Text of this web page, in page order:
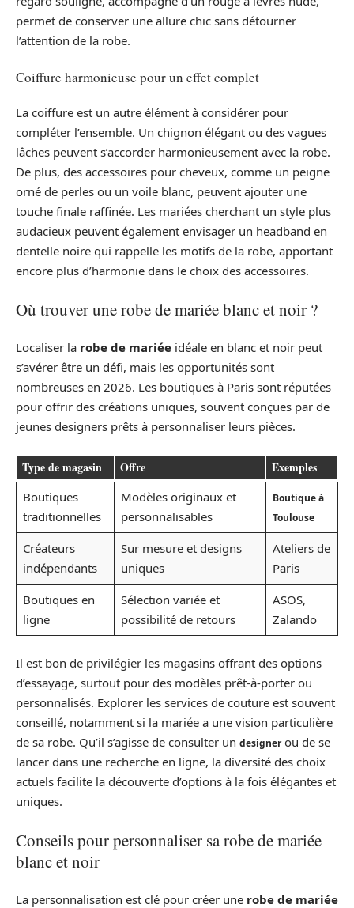
permet de conserver une allure chic sans détourner
l’attention de la robe.
Coiffure harmonieuse pour un effet complet
La coiffure est un autre élément à considérer pour
compléter l’ensemble. Un chignon élégant ou des vagues
lâches peuvent s’accorder harmonieusement avec la robe.
De plus, des accessoires pour cheveux, comme un peigne
orné de perles ou un voile blanc, peuvent ajouter une
touche finale raffinée. Les mariées cherchant un style plus
audacieux peuvent également envisager un headband en
dentelle noire qui rappelle les motifs de la robe, apportant
encore plus d’harmonie dans le choix des accessoires.
Où trouver une robe de mariée blanc et noir ?
Localiser la robe de mariée idéale en blanc et noir peut
s’avérer être un défi, mais les opportunités sont
nombreuses en 2026. Les boutiques à Paris sont réputées
pour offrir des créations uniques, souvent conçues par de
jeunes designers prêts à personnaliser leurs pièces.
Type de magasin Offre Exemples
Boutiques
traditionnelles
Modèles originaux et
personnalisables
Boutique à
Toulouse
Créateurs
indépendants
Sur mesure et designs
uniques
Ateliers de
Paris
Boutiques en
ligne
Sélection variée et
possibilité de retours
ASOS,
Zalando
Il est bon de privilégier les magasins offrant des options
d’essayage, surtout pour des modèles prêt-à-porter ou
personnalisés. Explorer les services de couture est souvent
conseillé, notamment si la mariée a une vision particulière
de sa robe. Qu’il s’agisse de consulter un designerou de se
lancer dans une recherche en ligne, la diversité des choix
actuels facilite la découverte d’options à la fois élégantes et
uniques.
Conseils pour personnaliser sa robe de mariée
blanc et noir
La personnalisation est clé pour créer une robe de mariée